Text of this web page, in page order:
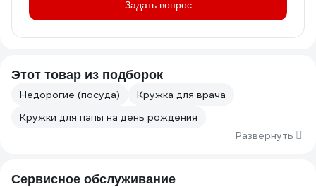
Задать вопрос
Этот товар из подборок
Недорогие (посуда)
Кружка для врача
Кружки для папы на день рождения
Развернуть
Сервисное обслуживание